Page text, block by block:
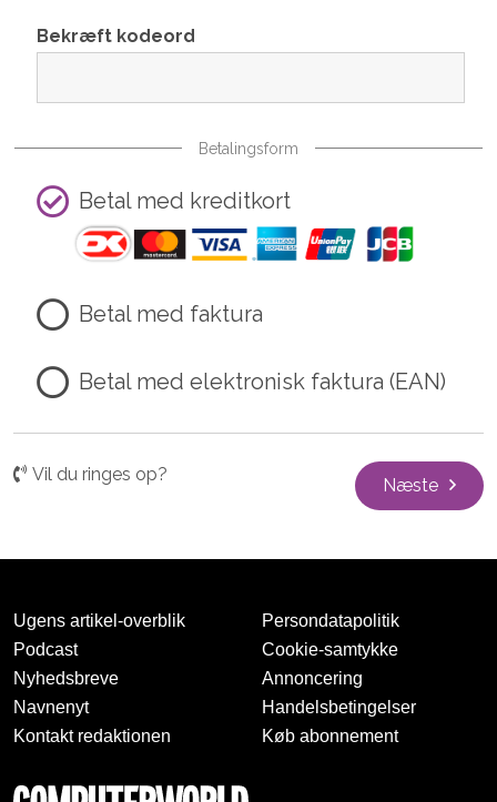
Bekræft kodeord
Betalingsform
Betal med kreditkort
Betal med faktura
Betal med elektronisk faktura (EAN)
Vil du ringes op?
Næste
Ugens artikel-overblik
Podcast
Nyhedsbreve
Navnenyt
Kontakt redaktionen
Persondatapolitik
Cookie-samtykke
Annoncering
Handelsbetingelser
Køb abonnement